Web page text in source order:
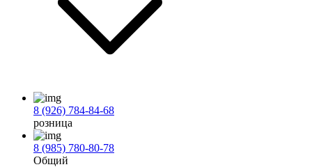
8 (926) 784-84-68
розница
8 (985) 780-80-78
Общий